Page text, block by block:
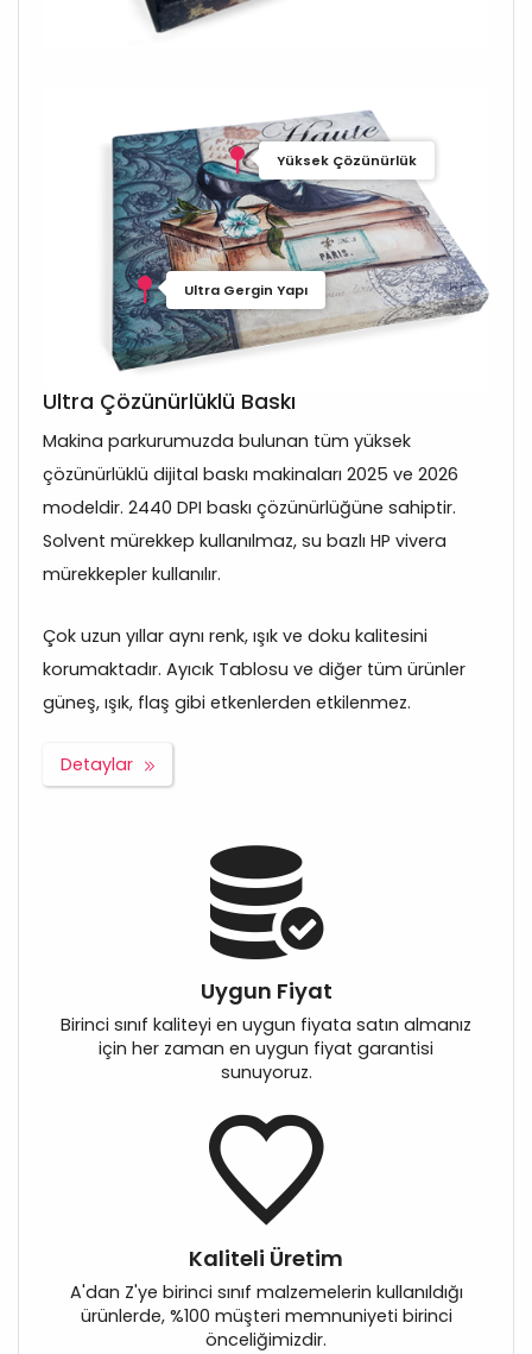
Yüksek Çözünürlük
Ultra Gergin Yapı
Ultra Çözünürlüklü Baskı
Makina parkurumuzda bulunan tüm yüksek
çözünürlüklü dijital baskı makinaları 2025 ve 2026
modeldir. 2440 DPI baskı çözünürlüğüne sahiptir.
Solvent mürekkep kullanılmaz, su bazlı HP vivera
mürekkepler kullanılır.
Çok uzun yıllar aynı renk, ışık ve doku kalitesini
korumaktadır. Ayıcık Tablosu ve diğer tüm ürünler
güneş, ışık, flaş gibi etkenlerden etkilenmez.
Detaylar
Uygun Fiyat
Birinci sınıf kaliteyi en uygun fiyata satın almanız
için her zaman en uygun fiyat garantisi
sunuyoruz.
Kaliteli Üretim
A'dan Z'ye birinci sınıf malzemelerin kullanıldığı
ürünlerde, %100 müşteri memnuniyeti birinci
önceliğimizdir.